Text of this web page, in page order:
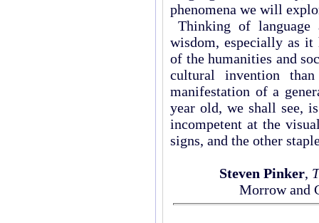
phenomena we will
Thinking of
wisdom, especially as it
of the humanities and
cultural invention
manifestation of a
year old, we shall see,
incompetent at the
signs, and the other
Steven Pinker,
Morrow and